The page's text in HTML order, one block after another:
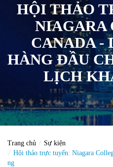
HỘI THẢO
NIAGARA
CANADA -
HÀNG ĐẦU
LỊCH
Trang chủ
Sự kiện
Hội thảo trực tuyến: Niagara
ng